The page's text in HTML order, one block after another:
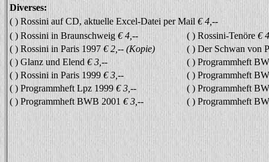
Diverses:
( ) Rossini auf CD, aktuelle Excel-Datei per Mail € 4,--
( ) Rossini in Braunschweig € 4,-- ( ) Rossini-Tenöre€
( ) Rossini in Paris 1997 € 2,-- (Kopie)
( ) Der Schwan von
( ) Glanz und Elend € 3,--
( ) Programmheft
( ) Rossini in Paris 1999 € 3,--
( ) Programmheft
( ) Programmheft Lpz 1999 € 3,--
( ) Programmheft
( ) Programmheft BWB 2001 € 3,-- ( ) Programmheft